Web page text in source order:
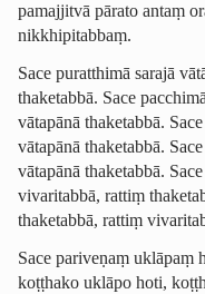
pamajjitvā pārato antaṃ
nikkhipitabbaṃ.
Sace puratthimā sarajā
thaketabbā. Sace
vātapānā thaketabbā.
vātapānā thaketabbā.
vātapānā thaketabbā.
vivaritabbā, rattiṃ
thaketabbā, rattiṃ
Sace pariveṇaṃ uklāpaṃ
koṭṭhako uklāpo hoti,